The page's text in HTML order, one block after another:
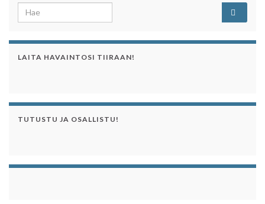
Search for:
LAITA HAVAINTOSI TIIRAAN!
TUTUSTU JA OSALLISTU!